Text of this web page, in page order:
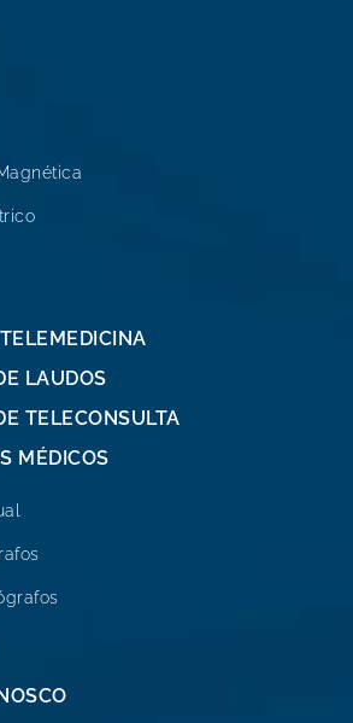
LAUDOS
TELECONSULTA
MÉDICOS